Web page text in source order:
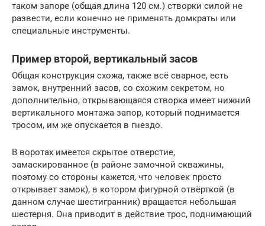
таком запоре (общая длина 120 см.) створки силой не
развести, если конечно не применять домкраты или
специальные инструменты.
Пример второй, вертикальный засов
Общая конструкция схожа, также всё сварное, есть
замок, внутренний засов, со схожим секретом, но
дополнительно, открывающаяся створка имеет нижний
вертикального монтажа запор, который поднимается
тросом, им же опускается в гнездо.
В воротах имеется скрытое отверстие,
замаскированное (в районе замочной скважины,
поэтому со стороны кажется, что человек просто
открывает замок), в котором фигурной отвёрткой (в
данном случае шестигранник) вращается небольшая
шестерня. Она приводит в действие трос, поднимающий